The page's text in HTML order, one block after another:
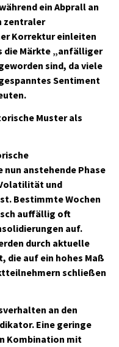
ein Abprall an
zentraler
Korrektur einleiten
die Märkte „anfälliger
sind, da viele
Sentiment
Muster als
anstehende Phase
und
Bestimmte Wochen
auffällig oft
auf.
durch aktuelle
auf ein hohes Maß
schließen
an den
Eine geringe
Kombination mit